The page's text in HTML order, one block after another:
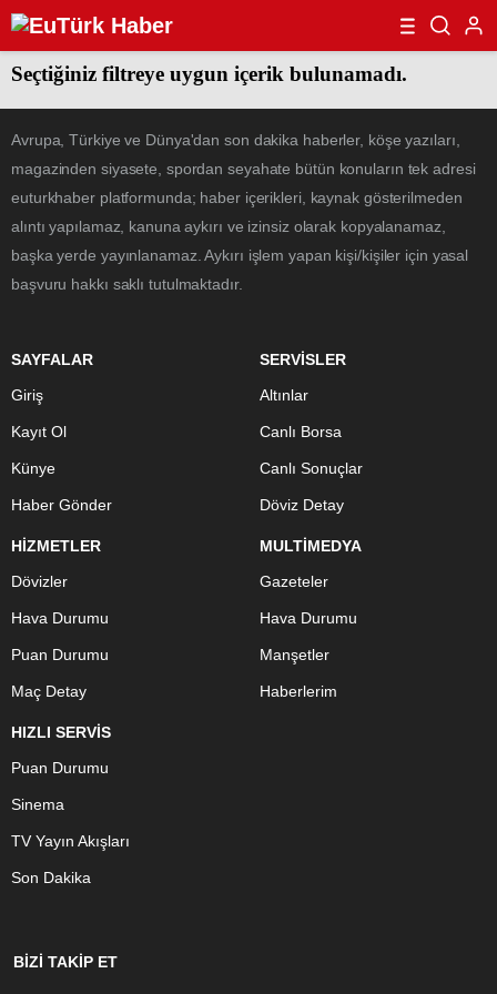
Seçtiğiniz filtreye uygun içerik bulunamadı.
Avrupa, Türkiye ve Dünya'dan son dakika haberler, köşe yazıları,
magazinden siyasete, spordan seyahate bütün konuların tek adresi
euturkhaber platformunda; haber içerikleri, kaynak gösterilmeden
alıntı yapılamaz, kanuna aykırı ve izinsiz olarak kopyalanamaz,
başka yerde yayınlanamaz. Aykırı işlem yapan kişi/kişiler için yasal
başvuru hakkı saklı tutulmaktadır.
SAYFALAR
Giriş
Kayıt Ol
Künye
Haber Gönder
SERVİSLER
Altınlar
Canlı Borsa
Canlı Sonuçlar
Döviz Detay
HİZMETLER
Dövizler
Hava Durumu
Puan Durumu
Maç Detay
MULTİMEDYA
Gazeteler
Hava Durumu
Manşetler
Haberlerim
HIZLI SERVİS
Puan Durumu
Sinema
TV Yayın Akışları
Son Dakika
BİZİ TAKİP ET